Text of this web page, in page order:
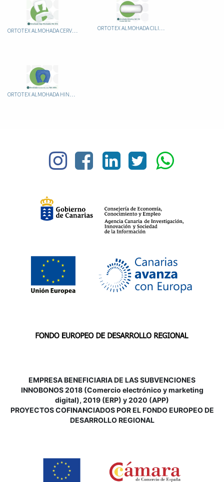
EMPRESA BENEFICIARIA DE LAS SUBVENCIONES
INNOBONOS 2018 (Comercio electrónico y marketing
digital), 2019 (ERP) y 2020 (APP)
PROYECTOS COFINANCIADOS POR EL FONDO EUROPEO DE
DESARROLLO REGIONAL